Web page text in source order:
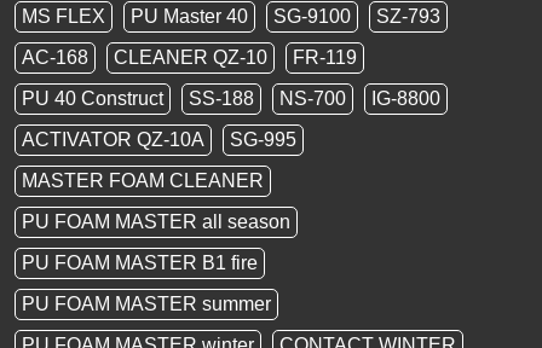
MS FLEX
PU Master 40 SG-9100
SZ-793
AC-168
CLEANER QZ-10
FR-119
PU 40 Construct
SS-188 NS-700
IG-8800
ACTIVATOR QZ-10A
SG-995
MASTER FOAM CLEANER
PU FOAM MASTER all season
PU FOAM MASTER B1 fire
PU FOAM MASTER summer